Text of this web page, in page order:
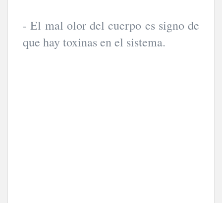
- El mal olor del cuerpo es signo de
que hay toxinas en el sistema.